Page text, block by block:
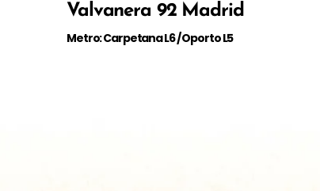
Valvanera 92 Madrid
Metro: Carpetana L6 / Oporto L5